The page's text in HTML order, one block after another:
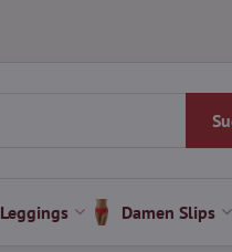
Leggings Damen Slips